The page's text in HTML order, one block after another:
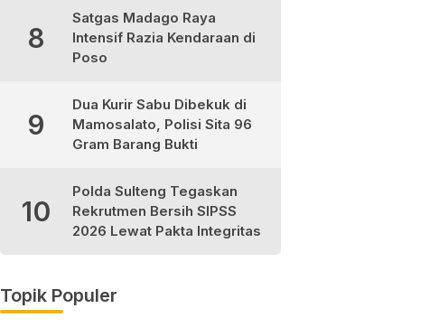
8
Satgas Madago Raya
Intensif Razia Kendaraan di
Poso
9
Dua Kurir Sabu Dibekuk di
Mamosalato, Polisi Sita 96
Gram Barang Bukti
10
Polda Sulteng Tegaskan
Rekrutmen Bersih SIPSS
2026 Lewat Pakta Integritas
Topik Populer